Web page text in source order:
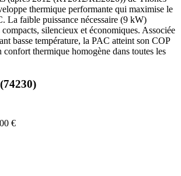
thermique performante qui maximise le
La faible puissance nécessaire (9 kW)
compacts, silencieux et économiques. Associée
basse température, la PAC atteint son COP
thermique homogène dans toutes les
(74230)
€